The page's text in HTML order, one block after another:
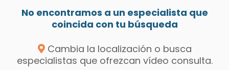
No encontramos a un especialista que
coincida con tu búsqueda
Cambia la localización o busca
especialistas que ofrezcan vídeo consulta.